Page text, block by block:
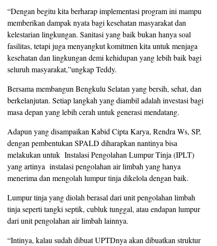
“Dengan begitu kita berharap implementasi program ini mampu
memberikan dampak nyata bagi kesehatan masyarakat dan
kelestarian lingkungan. Sanitasi yang baik bukan hanya soal
fasilitas, tetapi juga menyangkut komitmen kita untuk menjaga
kesehatan dan lingkungan demi kehidupan yang lebih baik bagi
seluruh masyarakat,”ungkap Teddy.
Bersama membangun Bengkulu Selatan yang bersih, sehat, dan
berkelanjutan. Setiap langkah yang diambil adalah investasi bagi
masa depan yang lebih cerah untuk generasi mendatang.
Adapun yang disampaikan Kabid Cipta Karya, Rendra Ws, SP,
dengan pembentukan SPALD diharapkan nantinya bisa
melakukan untuk Instalasi Pengolahan Lumpur Tinja (IPLT)
yang artinya instalasi pengolahan air limbah yang hanya
menerima dan mengolah lumpur tinja dikelola dengan baik.
Lumpur tinja yang diolah berasal dari unit pengolahan limbah
tinja seperti tangki septik, cubluk tunggal, atau endapan lumpur
dari unit pengolahan air limbah lainnya.
“Intinya, kalau sudah dibuat UPTDnya akan dibuatkan struktur